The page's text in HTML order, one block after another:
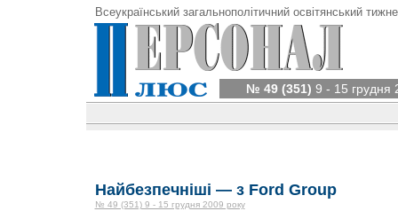
Всеукраїнський загальнополітичний освітянський
№ 49 (351) 9 - 15 грудня
Найбезпечніші — з Ford Group
№ 49 (351) 9 - 15 грудня 2009 року